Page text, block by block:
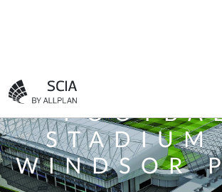
Ga naar homepagina
WINDSOR